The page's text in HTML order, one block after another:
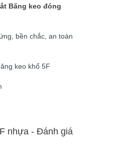
Băng keo đóng
bền chắc, an toàn
keo khổ 5F
nhựa - Ðánh giá